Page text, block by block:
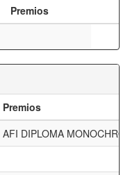
Premios
Premios
AFI DIPLOMA